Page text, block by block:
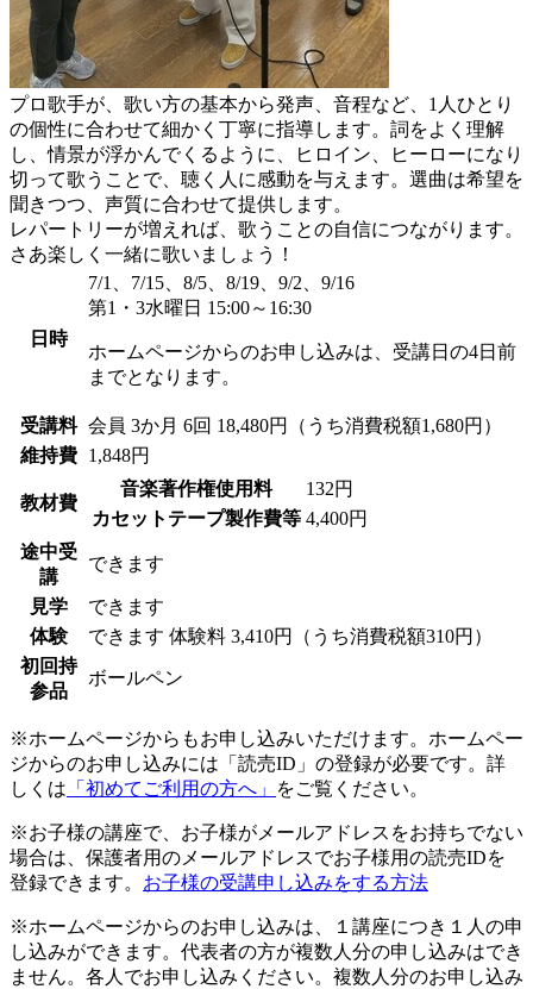
プロ歌手が、歌い方の基本から発声、音程など、1人ひとり
の個性に合わせて細かく丁寧に指導します。詞をよく理解
し、情景が浮かんでくるように、ヒロイン、ヒーローになり
切って歌うことで、聴く人に感動を与えます。選曲は希望を
聞きつつ、声質に合わせて提供します。
レパートリーが増えれば、歌うことの自信につながります。
さあ楽しく一緒に歌いましょう！
日時
7/1、7/15、8/5、8/19、9/2、9/16
第1・3水曜日 15:00～16:30
ホームページからのお申し込みは、受講日の4日前
までとなります。
受講料 会員 3か月 6回 18,480円（うち消費税額1,680円）
維持費
1,848円
教材費
音楽著作権使用料
132円
カセットテープ製作費等 4,400円
途中受
講
できます
見学
できます
体験
できます 体験料 3,410円（うち消費税額310円）
初回持
参品
ボールペン
※ホームページからもお申し込みいただけます。ホームペー
ジからのお申し込みには「読売ID」の登録が必要です。詳
しくは 「初めてご利用の方へ」 をご覧ください。
※お子様の講座で、お子様がメールアドレスをお持ちでない
場合は、保護者用のメールアドレスでお子様用の読売IDを
登録できます。 お子様の受講申し込みをする方法
※ホームページからのお申し込みは、１講座につき１人の申
し込みができます。代表者の方が複数人分の申し込みはでき
ません。各人でお申し込みください。複数人分のお申し込み